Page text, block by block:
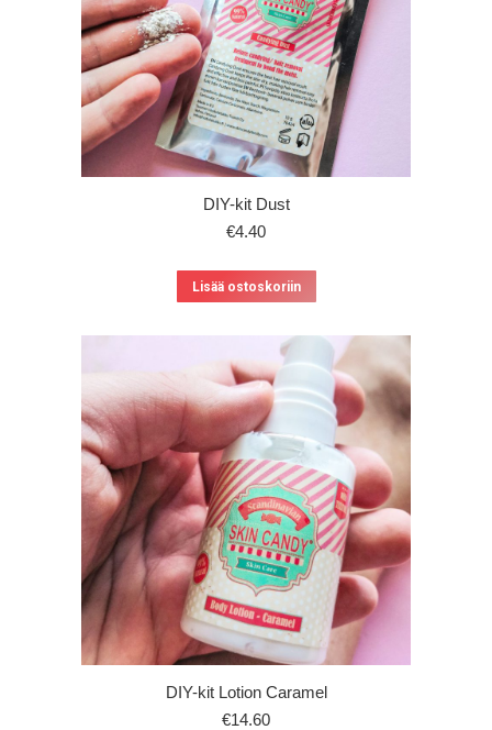
DIY-kit Dust
€4.40
Lisää ostoskoriin
DIY-kit Lotion Caramel
€14.60